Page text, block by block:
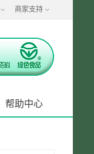
商家支持
帮助中心